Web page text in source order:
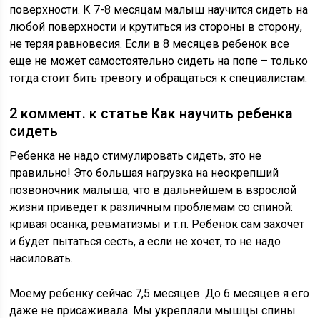
поверхности. К 7-8 месяцам малыш научится сидеть на
любой поверхности и крутиться из стороны в сторону,
не теряя равновесия. Если в 8 месяцев ребенок все
еще не может самостоятельно сидеть на попе – только
тогда стоит бить тревогу и обращаться к специалистам.
2 коммент. к статье Как научить ребенка
сидеть
Ребенка не надо стимулировать сидеть, это не
правильно! Это большая нагрузка на неокрепший
позвоночник малыша, что в дальнейшем в взрослой
жизни приведет к различным проблемам со спиной:
кривая осанка, ревматизмы и т.п. Ребенок сам захочет
и будет пытаться сесть, а если не хочет, то не надо
насиловать.
Моему ребенку сейчас 7,5 месяцев. До 6 месяцев я его
даже не присаживала. Мы укрепляли мышцы спины